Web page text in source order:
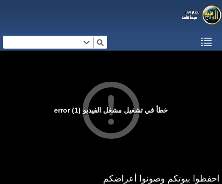
خطأ في تشغيل مشغل الفيديو (1) error
احفظوا بيوتكم وصونوا أعراضكم